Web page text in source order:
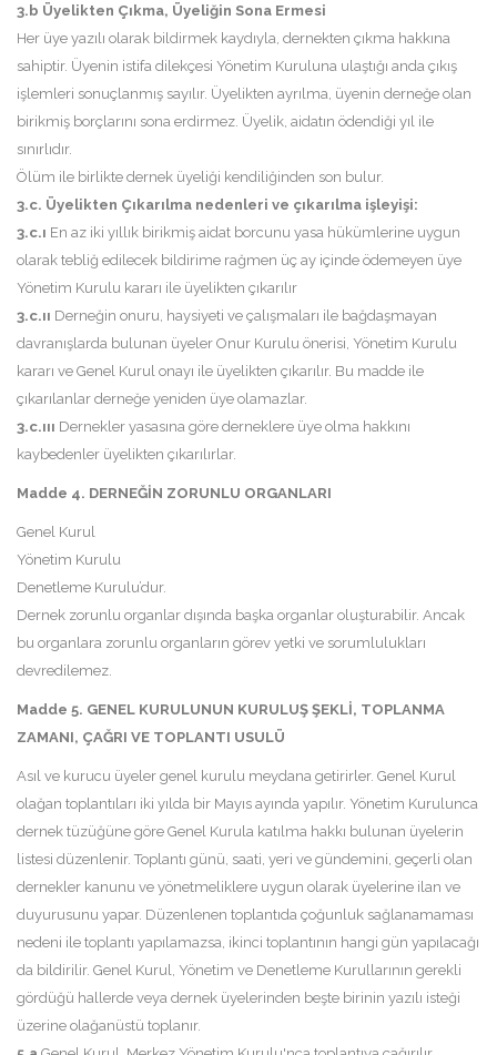
3.b Üyelikten Çıkma, Üyeliğin Sona Ermesi
Her üye yazılı olarak bildirmek kaydıyla, dernekten çıkma hakkına
sahiptir. Üyenin istifa dilekçesi Yönetim Kuruluna ulaştığı anda çıkış
işlemleri sonuçlanmış sayılır. Üyelikten ayrılma, üyenin derneğe olan
birikmiş borçlarını sona erdirmez. Üyelik, aidatın ödendiği yıl ile
sınırlıdır.
Ölüm ile birlikte dernek üyeliği kendiliğinden son bulur.
3.c. Üyelikten Çıkarılma nedenleri ve çıkarılma işleyişi:
3.c.ı En az iki yıllık birikmiş aidat borcunu yasa hükümlerine uygun
olarak tebliğ edilecek bildirime rağmen üç ay içinde ödemeyen üye
Yönetim Kurulu kararı ile üyelikten çıkarılır
3.c.ıı Derneğin onuru, haysiyeti ve çalışmaları ile bağdaşmayan
davranışlarda bulunan üyeler Onur Kurulu önerisi, Yönetim Kurulu
kararı ve Genel Kurul onayı ile üyelikten çıkarılır. Bu madde ile
çıkarılanlar derneğe yeniden üye olamazlar.
3.c.ııı Dernekler yasasına göre derneklere üye olma hakkını
kaybedenler üyelikten çıkarılırlar.
Madde 4. DERNEĞİN ZORUNLU ORGANLARI
Genel Kurul
Yönetim Kurulu
Denetleme Kurulu’dur.
Dernek zorunlu organlar dışında başka organlar oluşturabilir. Ancak
bu organlara zorunlu organların görev yetki ve sorumlulukları
devredilemez.
Madde 5. GENEL KURULUNUN KURULUŞ ŞEKLİ, TOPLANMA
ZAMANI, ÇAĞRI VE TOPLANTI USULÜ
Asıl ve kurucu üyeler genel kurulu meydana getirirler. Genel Kurul
olağan toplantıları iki yılda bir Mayıs ayında yapılır. Yönetim Kurulunca
dernek tüzüğüne göre Genel Kurula katılma hakkı bulunan üyelerin
listesi düzenlenir. Toplantı günü, saati, yeri ve gündemini, geçerli olan
dernekler kanunu ve yönetmeliklere uygun olarak üyelerine ilan ve
duyurusunu yapar. Düzenlenen toplantıda çoğunluk sağlanamaması
nedeni ile toplantı yapılamazsa, ikinci toplantının hangi gün yapılacağı
da bildirilir. Genel Kurul, Yönetim ve Denetleme Kurullarının gerekli
gördüğü hallerde veya dernek üyelerinden beşte birinin yazılı isteği
üzerine olağanüstü toplanır.